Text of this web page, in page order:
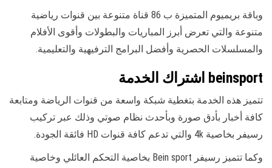
وباقة بريميوم المتميزة ب 86 قناة متنوعة بين قنوات رياضية
متنوعة والتي تعرض أبرز المباريات والبطولات وأقوى الأفلام
والمسلسلات الحصرية وأفضل البرامج الترفيهية والتعليمية.
beinsport اشتراك الخدمة
تتميز هذه الخدمة بتغطية شبكة واسعة من قنوات الرياضة ومتابعة
كافة أخبار بأدق صورة وبأحدث نظام صوتي وذلك عبر تركيب
رسيفر بخاصية 4k والتي تدعم كافة قنوات HD فائقة الجودة.
وكما تتميز رسيفر Bein sport بخاصية التحكم العائلي وخاصية